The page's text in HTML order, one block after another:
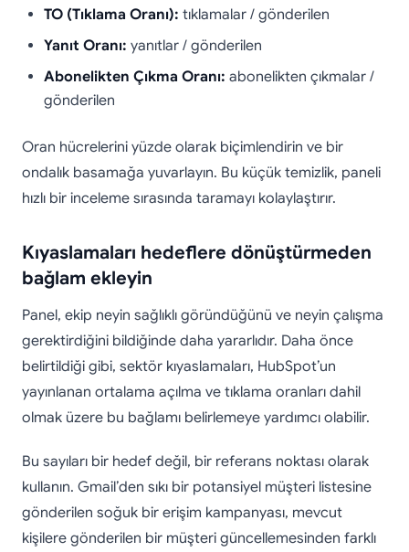
TO (Tıklama Oranı): tıklamalar / gönderilen
Yanıt Oranı: yanıtlar / gönderilen
Abonelikten Çıkma Oranı: abonelikten çıkmalar /
gönderilen
Oran hücrelerini yüzde olarak biçimlendirin ve bir
ondalık basamağa yuvarlayın. Bu küçük temizlik, paneli
hızlı bir inceleme sırasında taramayı kolaylaştırır.
Kıyaslamaları hedeflere dönüştürmeden
bağlam ekleyin
Panel, ekip neyin sağlıklı göründüğünü ve neyin çalışma
gerektirdiğini bildiğinde daha yararlıdır. Daha önce
belirtildiği gibi, sektör kıyaslamaları, HubSpot’un
yayınlanan ortalama açılma ve tıklama oranları dahil
olmak üzere bu bağlamı belirlemeye yardımcı olabilir.
Bu sayıları bir hedef değil, bir referans noktası olarak
kullanın. Gmail’den sıkı bir potansiyel müşteri listesine
gönderilen soğuk bir erişim kampanyası, mevcut
kişilere gönderilen bir müşteri güncellemesinden farklı